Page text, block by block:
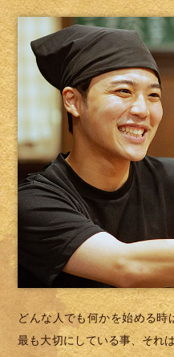
どんな人でも何かを始める
最も大切にしている事、それ